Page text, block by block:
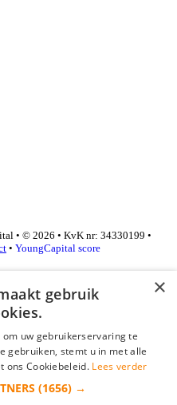
• © 2026 • KvK nr: 34330199 •
• YoungCapital score
×
gebruik
uw gebruikerservaring te
gebruiken, stemt u in met alle
ons Cookiebeleid. Lees verder
(1656) →